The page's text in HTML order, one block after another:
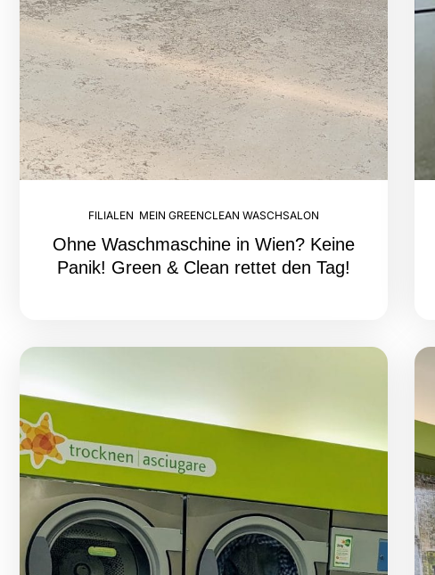
FILIALEN MEIN GREENCLEAN WASCHSALON
Ohne Waschmaschine in Wien? Keine
Panik! Green & Clean rettet den Tag!